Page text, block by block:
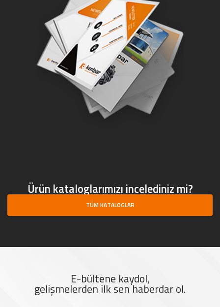
Ürün kataloglarımızı incelediniz mi?
TÜM KATALOGLAR
E-bültene kaydol,
gelişmelerden ilk sen haberdar ol.